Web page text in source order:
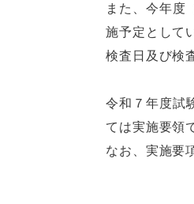
また、今年度
施予定として
検査日及び検
令和７年度試
ては実施要領
なお、実施要